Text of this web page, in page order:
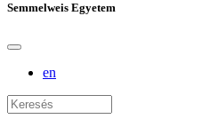
Semmelweis Egyetem
en